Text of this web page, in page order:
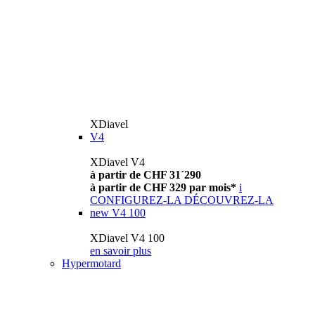
XDiavel
V4
XDiavel V4
à partir de CHF 31´290
à partir de CHF 329 par mois* i
CONFIGUREZ-LA DÉCOUVREZ-LA
new V4 100
XDiavel V4 100
en savoir plus
Hypermotard